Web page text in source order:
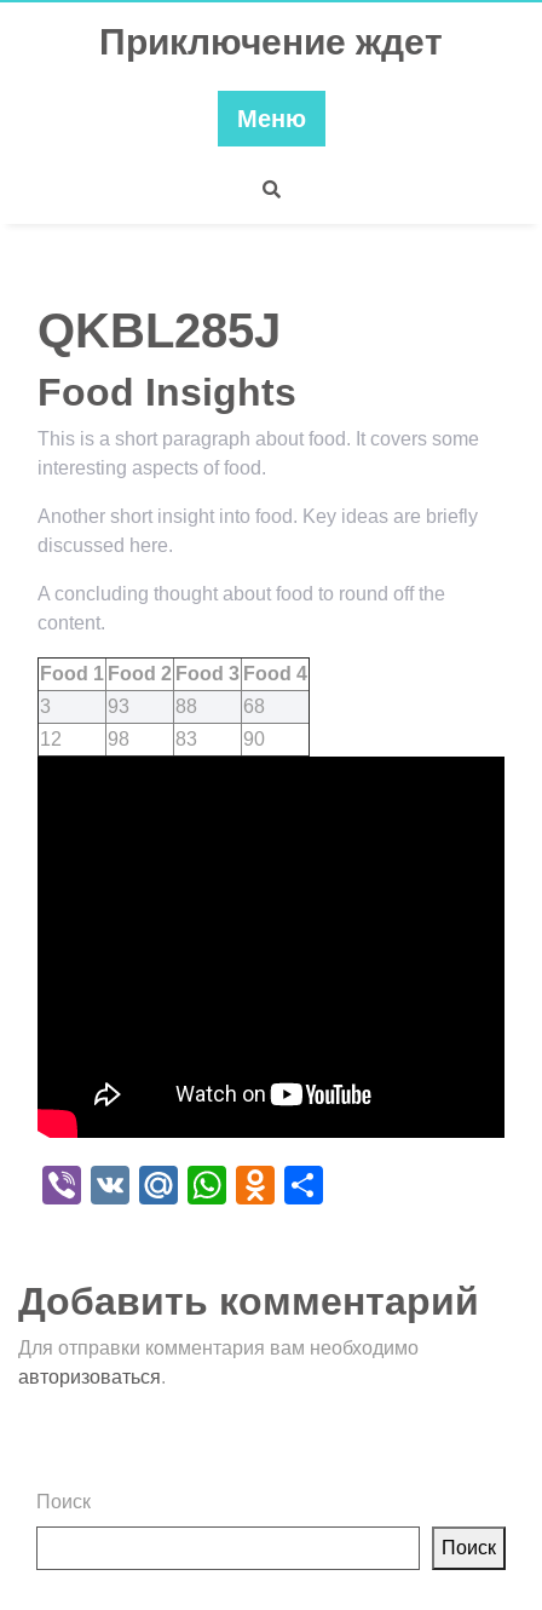
Приключение ждет
Меню
QKBL285J
Food Insights
This is a short paragraph about food. It covers some
interesting aspects of food.
Another short insight into food. Key ideas are briefly
discussed here.
A concluding thought about food to round off the
content.
Food 1 Food 2 Food 3 Food 4
3
93 88
68
12
98 83 90
Viber
VK Mail.Ru
WhatsApp
Odnoklassniki
Добавить комментарий
Для отправки комментария вам необходимо
авторизоваться.
Поиск
Поиск